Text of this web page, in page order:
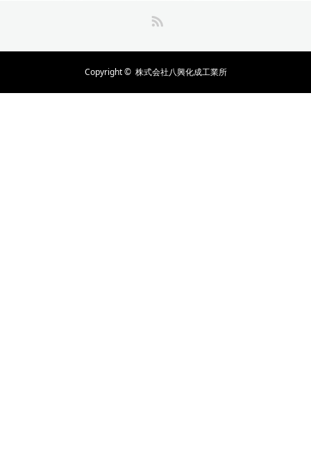
Copyright © 株式会社八興化成工業所